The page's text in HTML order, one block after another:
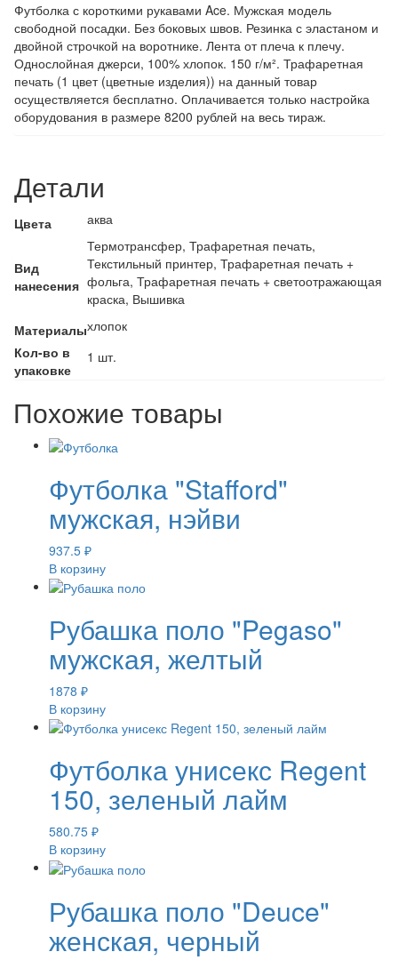
Футболка с короткими рукавами Ace. Мужская модель
свободной посадки. Без боковых швов. Резинка с эластаном и
двойной строчкой на воротнике. Лента от плеча к плечу.
Однослойная джерси, 100% хлопок. 150 г/м². Трафаретная
печать (1 цвет (цветные изделия)) на данный товар
осуществляется бесплатно. Оплачивается только настройка
оборудования в размере 8200 рублей на весь тираж.
Детали
Цвета аква
Вид
нанесения
Термотрансфер, Трафаретная печать,
Текстильный принтер, Трафаретная печать +
фольга, Трафаретная печать + светоотражающая
краска, Вышивка
Материалыхлопок
Кол-во в
упаковке
1 шт.
Похожие товары
Футболка "Stafford"
мужская, нэйви
937.5 ₽
В корзину
Рубашка поло "Pegaso"
мужская, желтый
1878 ₽
В корзину
Футболка унисекс Regent
150, зеленый лайм
580.75 ₽
В корзину
Рубашка поло "Deuce"
женская, черный